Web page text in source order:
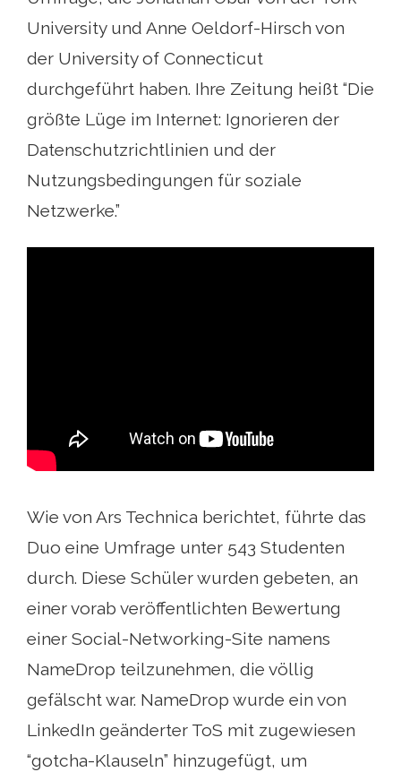
University und Anne Oeldorf-Hirsch von
der University of Connecticut
durchgeführt haben. Ihre Zeitung heißt “Die
größte Lüge im Internet: Ignorieren der
Datenschutzrichtlinien und der
Nutzungsbedingungen für soziale
Netzwerke.”
Wie von Ars Technica berichtet, führte das
Duo eine Umfrage unter 543 Studenten
durch. Diese Schüler wurden gebeten, an
einer vorab veröffentlichten Bewertung
einer Social-Networking-Site namens
NameDrop teilzunehmen, die völlig
gefälscht war. NameDrop wurde ein von
LinkedIn geänderter ToS mit zugewiesen
“gotcha-Klauseln” hinzugefügt, um